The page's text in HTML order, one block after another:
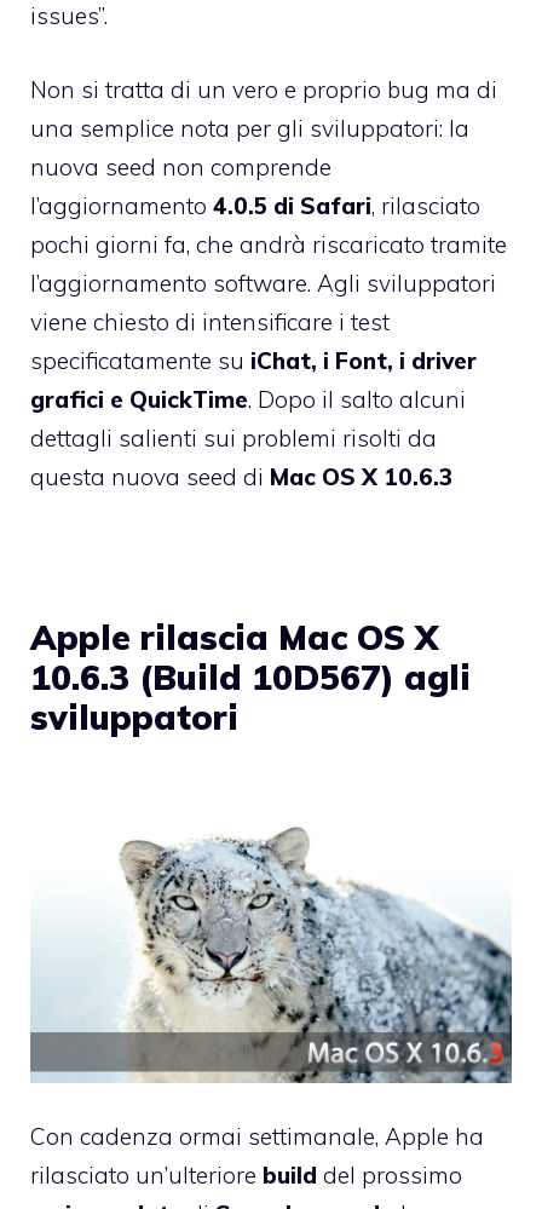
issues”.
Non si tratta di un vero e proprio bug ma di
una semplice nota per gli sviluppatori: la
nuova seed non comprende
l’aggiornamento 4.0.5 di Safari, rilasciato
pochi giorni fa, che andrà riscaricato tramite
l’aggiornamento software. Agli sviluppatori
viene chiesto di intensificare i test
specificatamente su iChat, i Font, i driver
grafici e QuickTime. Dopo il salto alcuni
dettagli salienti sui problemi risolti da
questa nuova seed di Mac OS X 10.6.3
Apple rilascia Mac OS X
10.6.3 (Build 10D567) agli
sviluppatori
Con cadenza ormai settimanale, Apple ha
rilasciato un’ulteriore build del prossimo